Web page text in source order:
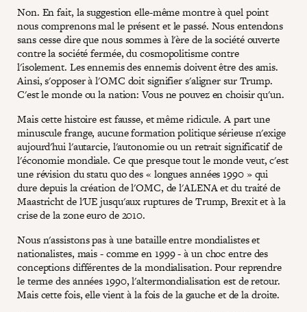
Non. En fait, la suggestion elle-même montre à quel point
nous comprenons mal le présent et le passé. Nous entendons
sans cesse dire que nous sommes à l'ère de la société ouverte
contre la société fermée, du cosmopolitisme contre
l'isolement. Les ennemis des ennemis doivent être des amis.
Ainsi, s'opposer à l'OMC doit signifier s'aligner sur Trump.
C'est le monde ou la nation: Vous ne pouvez en choisir qu'un.
Mais cette histoire est fausse, et même ridicule. A part une
minuscule frange, aucune formation politique sérieuse n'exige
aujourd'hui l'autarcie, l'autonomie ou un retrait significatif de
l'économie mondiale. Ce que presque tout le monde veut, c'est
une révision du statu quo des « longues années 1990 » qui
dure depuis la création de l'OMC, de l'ALENA et du traité de
Maastricht de l'UE jusqu'aux ruptures de Trump, Brexit et à la
crise de la zone euro de 2010.
Nous n'assistons pas à une bataille entre mondialistes et
nationalistes, mais - comme en 1999 - à un choc entre des
conceptions différentes de la mondialisation. Pour reprendre
le terme des années 1990, l'altermondialisation est de retour.
Mais cette fois, elle vient à la fois de la gauche et de la droite.